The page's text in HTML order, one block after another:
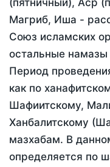
(пятничный), Аср
Магриб, Иша -
Союз исламских
остальные
Период
как по
Шафиитскому,
Ханбалитскому
мазхабам. В
определяется по